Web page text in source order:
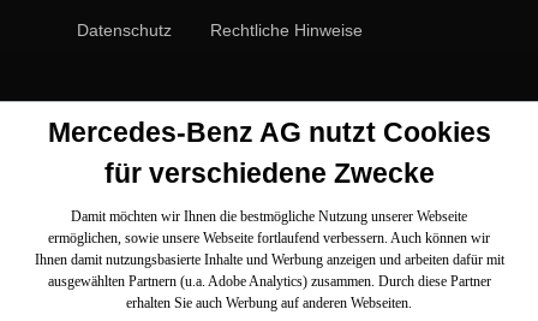
Datenschutz Rechtliche Hinweise
Mercedes-Benz AG nutzt Cookies
für verschiedene Zwecke
Damit möchten wir Ihnen die bestmögliche Nutzung unserer Webseite
ermöglichen, sowie unsere Webseite fortlaufend verbessern. Auch können wir
Ihnen damit nutzungsbasierte Inhalte und Werbung anzeigen und arbeiten dafür mit
ausgewählten Partnern (u.a. Adobe Analytics) zusammen. Durch diese Partner
erhalten Sie auch Werbung auf anderen Webseiten.